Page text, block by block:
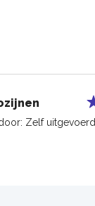
Zelf uitgevoerd